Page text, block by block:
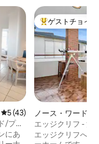
レビュー43件、5つ星中5つ
5 (43)
/プー
ト・
にあ
大好評のゲスト
ゲストチョイス
ノース・ワードの
アパート
エッジクリフ - 海
エッジクリフへよ